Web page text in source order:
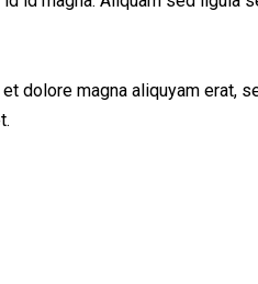
dolore magna aliquyam erat,